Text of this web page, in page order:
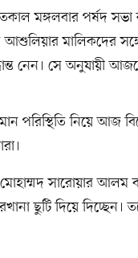
মঙ্গলবার পর্ষদ
আশুলিয়ার মালিকদের
নেন। সে অনুযায়ী
পরিস্থিতি নিয়ে আজ
সারোয়ার আলম
ছুটি দিয়ে দিচ্ছেন।